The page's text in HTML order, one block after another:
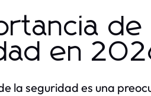
en
la seguridad es una